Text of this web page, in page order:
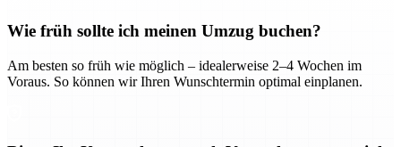
Wie früh sollte ich meinen Umzug buchen?
Am besten so früh wie möglich – idealerweise 2–4 Wochen im
Voraus. So können wir Ihren Wunschtermin optimal einplanen.